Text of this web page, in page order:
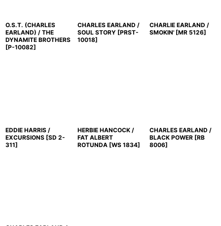
O.S.T. (CHARLES
EARLAND) / THE
DYNAMITE BROTHERS
[P-10082]
CHARLES EARLAND /
SOUL STORY [PRST-
10018]
CHARLIE EARLAND /
SMOKIN' [MR 5126]
EDDIE HARRIS /
EXCURSIONS [SD 2-
311]
HERBIE HANCOCK /
FAT ALBERT
ROTUNDA [WS 1834]
CHARLES EARLAND /
BLACK POWER [RB
8006]